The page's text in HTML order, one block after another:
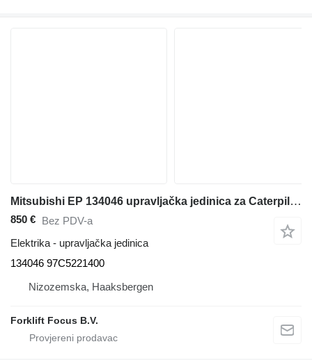
Mitsubishi EP 134046 upravljačka jedinica za Caterpillar EP mašine za skladištenje
850 € Bez PDV-a
Elektrika - upravljačka jedinica
134046 97C5221400
Nizozemska, Haaksbergen
Forklift Focus B.V.